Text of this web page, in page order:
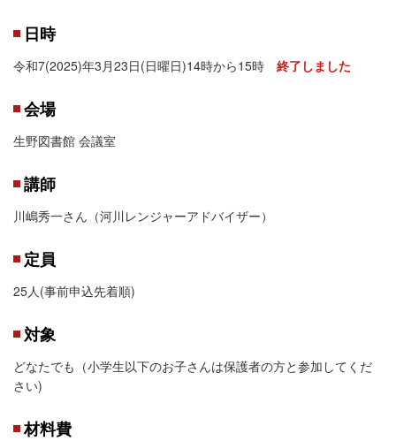
日時
令和7(2025)年3月23日(日曜日)14時から15時 終了しました
会場
生野図書館 会議室
講師
川嶋秀一さん（河川レンジャーアドバイザー）
定員
25人(事前申込先着順)
対象
どなたでも（小学生以下のお子さんは保護者の方と参加してくだ
さい)
材料費